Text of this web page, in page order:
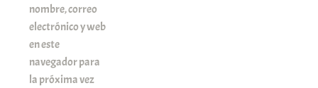
nombre, correo
electrónico y web
en este
navegador para
la próxima vez